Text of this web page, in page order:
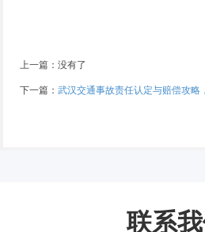
上一篇：没有了
下一篇： 武汉交通事故责任认定与赔偿攻略
联系